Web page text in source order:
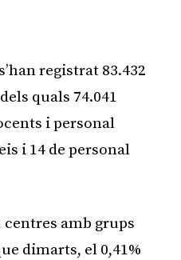
registrat 83.432
quals 74.041
i personal
i 14 de personal
centres amb grups
dimarts, el 0,41%